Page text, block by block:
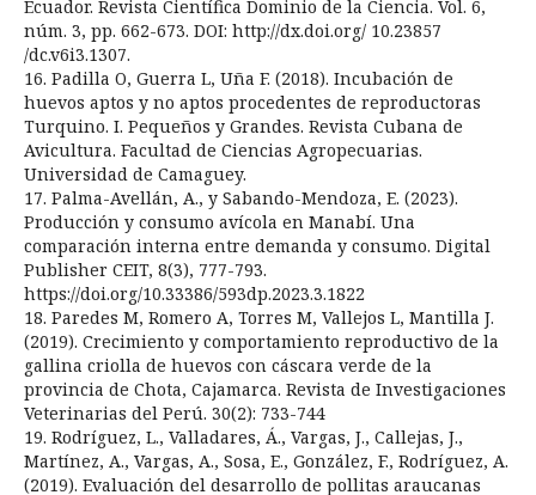
Ecuador. Revista Científica Dominio de la Ciencia. Vol. 6,
núm. 3, pp. 662-673. DOI: http://dx.doi.org/ 10.23857
/dc.v6i3.1307.
16. Padilla O, Guerra L, Uña F. (2018). Incubación de
huevos aptos y no aptos procedentes de reproductoras
Turquino. I. Pequeños y Grandes. Revista Cubana de
Avicultura. Facultad de Ciencias Agropecuarias.
Universidad de Camaguey.
17. Palma-Avellán, A., y Sabando-Mendoza, E. (2023).
Producción y consumo avícola en Manabí. Una
comparación interna entre demanda y consumo. Digital
Publisher CEIT, 8(3), 777-793.
https://doi.org/10.33386/593dp.2023.3.1822
18. Paredes M, Romero A, Torres M, Vallejos L, Mantilla J.
(2019). Crecimiento y comportamiento reproductivo de la
gallina criolla de huevos con cáscara verde de la
provincia de Chota, Cajamarca. Revista de Investigaciones
Veterinarias del Perú. 30(2): 733-744
19. Rodríguez, L., Valladares, Á., Vargas, J., Callejas, J.,
Martínez, A., Vargas, A., Sosa, E., González, F., Rodríguez, A.
(2019). Evaluación del desarrollo de pollitas araucanas